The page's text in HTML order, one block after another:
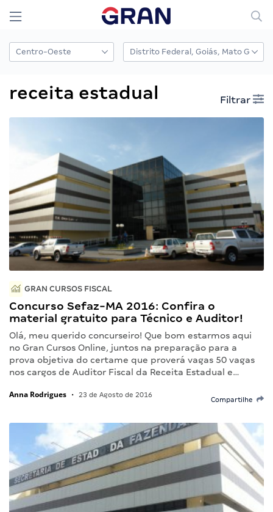
receita estadual Filtrar
GRAN CURSOS FISCAL
Concurso Sefaz-MA 2016: Confira o
material gratuito para Técnico e Auditor!
Olá, meu querido concurseiro! Que bom estarmos aqui
no Gran Cursos Online, juntos na preparação para a
prova objetiva do certame que proverá vagas 50 vagas
nos cargos de Auditor Fiscal da Receita Estadual e…
Anna Rodrigues • 23 de Agosto de 2016
Compartilhe